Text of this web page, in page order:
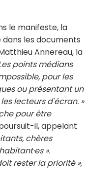
le manifeste, la
les documents
Annereau, la
points médians
pour les
ou présentant un
lecteurs d'écran. »
pour être
il, appelant
chères
».
rester la priorité »,